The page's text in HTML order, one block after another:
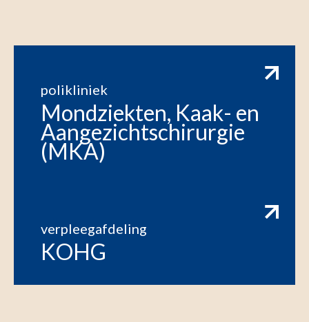
polikliniek
Mondziekten, Kaak- en
Aangezichtschirurgie
(MKA)
verpleegafdeling
KOHG